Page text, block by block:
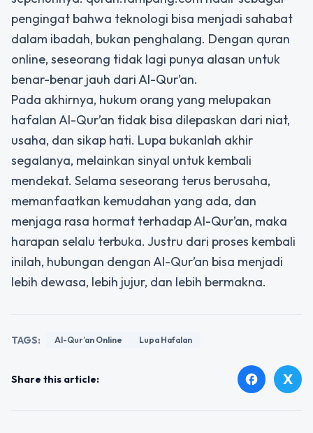
pengingat bahwa teknologi bisa menjadi sahabat
dalam ibadah, bukan penghalang. Dengan quran
online, seseorang tidak lagi punya alasan untuk
benar-benar jauh dari Al-Qur’an.
Pada akhirnya, hukum orang yang melupakan
hafalan Al-Qur’an tidak bisa dilepaskan dari niat,
usaha, dan sikap hati. Lupa bukanlah akhir
segalanya, melainkan sinyal untuk kembali
mendekat. Selama seseorang terus berusaha,
memanfaatkan kemudahan yang ada, dan
menjaga rasa hormat terhadap Al-Qur’an, maka
harapan selalu terbuka. Justru dari proses kembali
inilah, hubungan dengan Al-Qur’an bisa menjadi
lebih dewasa, lebih jujur, dan lebih bermakna.
TAGS: Al-Qur’an Online Lupa Hafalan
Share this article: facebook X